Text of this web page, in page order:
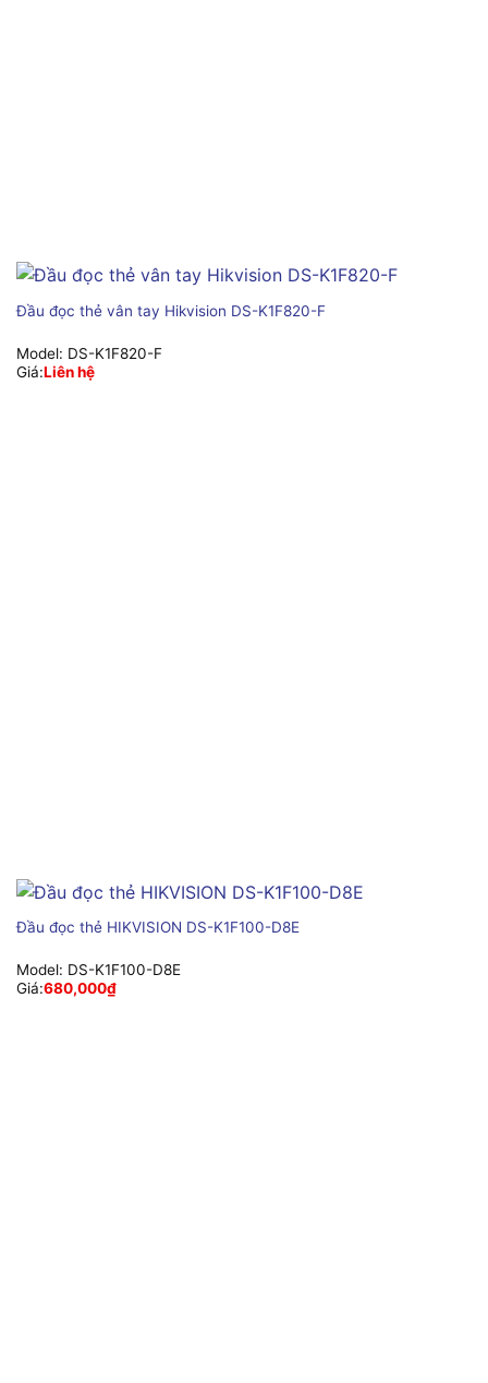
Đầu đọc thẻ vân tay Hikvision DS-K1F820-F
Model: DS-K1F820-F
Giá:Liên hệ
Đầu đọc thẻ HIKVISION DS-K1F100-D8E
Model: DS-K1F100-D8E
Giá:680,000₫